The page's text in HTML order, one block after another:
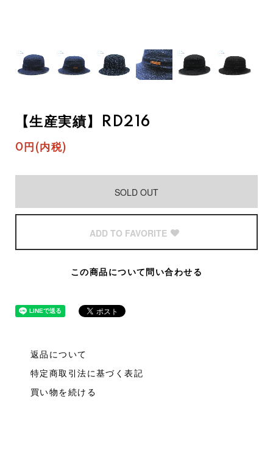
【生産実績】RD216
0円(内税)
SOLD OUT
ADD TO FAVORITE
この商品について問い合わせる
返品について
特定商取引法に基づく表記
買い物を続ける